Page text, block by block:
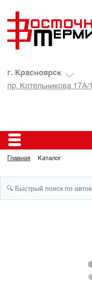
г. Красноярск
пр. Котельникова 17А/1
Главная Каталог